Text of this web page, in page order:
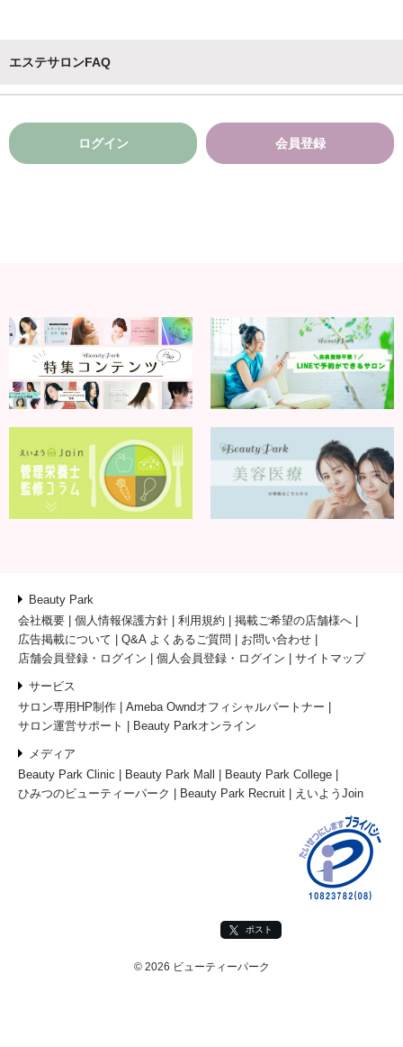
エステサロンFAQ
ログイン 会員登録
Beauty Park
会社概要
個人情報保護方針 利用規約
掲載ご希望の店舗様へ
広告掲載について
Q&A よくあるご質問
お問い合わせ
店舗会員登録・ログイン
個人会員登録・ログイン サイトマップ
サービス
サロン専用HP制作
Ameba Owndオフィシャルパートナー
サロン運営サポート
Beauty Parkオンライン
メディア
Beauty Park Clinic
Beauty Park Mall
Beauty Park College
ひみつのビューティーパーク
Beauty Park Recruit えいようJoin
ポスト
© 2026 ビューティーパーク